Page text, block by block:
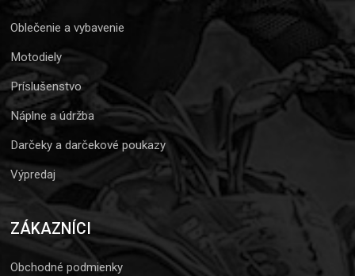
Oblečenie a vybavenie
Motodiely
Príslušenstvo
Náplne a údržba
Darčeky a darčekové poukazy
Výpredaj
ZÁKAZNÍCI
Obchodné podmienky